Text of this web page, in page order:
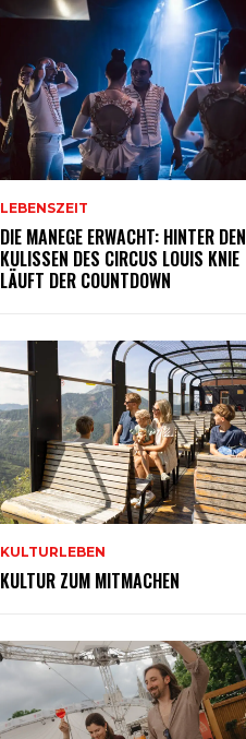
LEBENSZEIT
DIE MANEGE ERWACHT: HINTER DEN
KULISSEN DES CIRCUS LOUIS KNIE
LÄUFT DER COUNTDOWN
KULTURLEBEN
KULTUR ZUM MITMACHEN